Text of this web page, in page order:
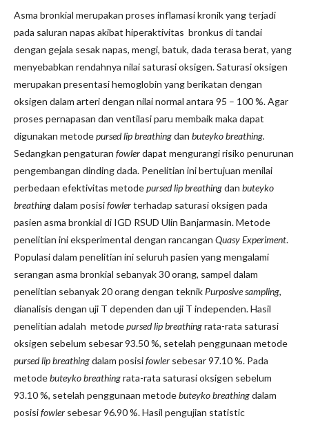
Asma bronkial merupakan proses inflamasi kronik yang terjadi
pada saluran napas akibat hiperaktivitas bronkus di tandai
dengan gejala sesak napas, mengi, batuk, dada terasa berat, yang
menyebabkan rendahnya nilai saturasi oksigen. Saturasi oksigen
merupakan presentasi hemoglobin yang berikatan dengan
oksigen dalam arteri dengan nilai normal antara 95 – 100 %. Agar
proses pernapasan dan ventilasi paru membaik maka dapat
digunakan metodepursed lip breathingdan buteyko breathing.
Sedangkan pengaturan fowlerdapat mengurangi risiko penurunan
pengembangan dinding dada. Penelitian ini bertujuan menilai
perbedaan efektivitas metodepursed lip breathingdan buteyko
breathingdalam posisifowlerterhadap saturasi oksigen pada
pasien asma bronkial di IGD RSUD Ulin Banjarmasin. Metode
penelitian ini eksperimental dengan rancangan Quasy Experiment.
Populasi dalam penelitian ini seluruh pasien yang mengalami
serangan asma bronkial sebanyak 30 orang, sampel dalam
penelitian sebanyak 20 orang dengan teknik Purposive sampling,
dianalisis dengan uji T dependen dan uji T independen. Hasil
penelitian adalah metodepursed lip breathingrata-rata saturasi
oksigen sebelum sebesar 93.50 %, setelah penggunaan metode
pursed lip breathingdalam posisifowler sebesar 97.10 %. Pada
metodebuteyko breathingrata-rata saturasi oksigen sebelum
93.10 %, setelah penggunaan metodebuteyko breathingdalam
posisifowler sebesar 96.90 %. Hasil pengujian statistic